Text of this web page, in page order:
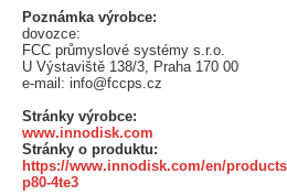
Poznámka výrobce:
dovozce:
FCC průmyslové systémy s.r.o.
U Výstaviště 138/3, Praha 170 00
e-mail: info@fccps.cz
Stránky výrobce:
www.innodisk.com
Stránky o produktu:
https://www.innodisk.com/en/
p80-4te3